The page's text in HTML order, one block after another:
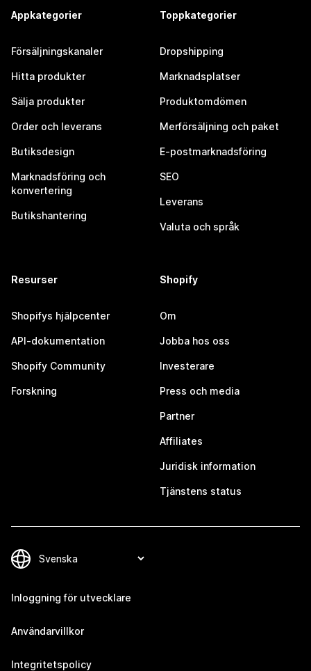
Appkategorier
Försäljningskanaler
Hitta produkter
Sälja produkter
Order och leverans
Butiksdesign
Marknadsföring och
konvertering
Butikshantering
Toppkategorier
Dropshipping
Marknadsplatser
Produktomdömen
Merförsäljning och paket
E-postmarknadsföring
SEO
Leverans
Valuta och språk
Resurser
Shopifys hjälpcenter
API-dokumentation
Shopify Community
Forskning
Shopify
Om
Jobba hos oss
Investerare
Press och media
Partner
Affiliates
Juridisk information
Tjänstens status
Inloggning för utvecklare
Användarvillkor
Integritetspolicy